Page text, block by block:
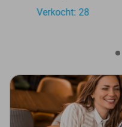
Verkocht: 28